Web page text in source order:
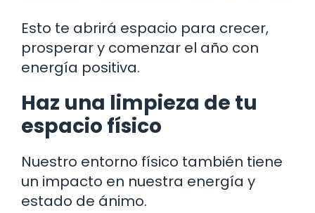
Esto te abrirá espacio para crecer,
prosperar y comenzar el año con
energía positiva.
Haz una limpieza de tu
espacio físico
Nuestro entorno físico también tiene
un impacto en nuestra energía y
estado de ánimo.